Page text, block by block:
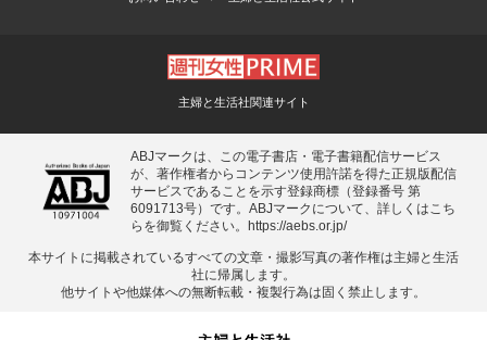
主婦と生活社関連サイト
ABJマークは、この電子書店・電子書籍配信サービス
が、著作権者からコンテンツ使用許諾を得た正規版配信
サービスであることを示す登録商標（登録番号 第
6091713号）です。ABJマークについて、詳しくはこち
らを御覧ください。
https://aebs.or.jp/
本サイトに掲載されているすべての⽂章・撮影写真の著作権は主婦と⽣活
社に帰属します。
他サイトや他媒体への無断転載・複製⾏為は固く禁⽌します。